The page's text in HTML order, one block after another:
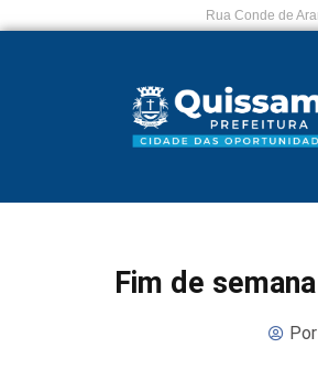
Rua Conde de
Fim de
Por